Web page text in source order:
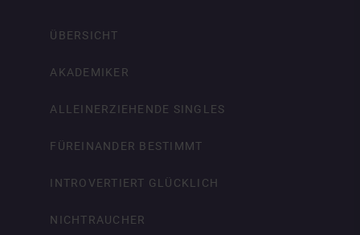
ÜBERSICHT
AKADEMIKER
ALLEINERZIEHENDE SINGLES
FÜREINANDER BESTIMMT
INTROVERTIERT GLÜCKLICH
NICHTRAUCHER